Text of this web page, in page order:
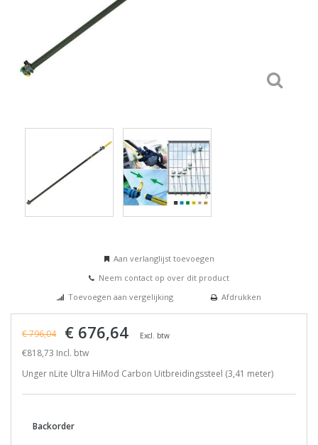
Aan verlanglijst toevoegen
Neem contact op over dit product
Toevoegen aan vergelijking
Afdrukken
€ 796,04 € 676,64 Excl. btw
€818,73 Incl. btw
Unger nLite Ultra HiMod Carbon Uitbreidingssteel (3,41 meter)
Backorder